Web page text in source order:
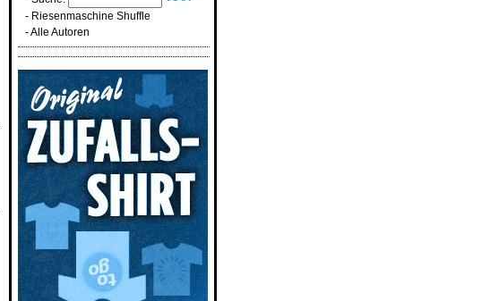
- Riesenmaschine Shuffle
-Alle Autoren